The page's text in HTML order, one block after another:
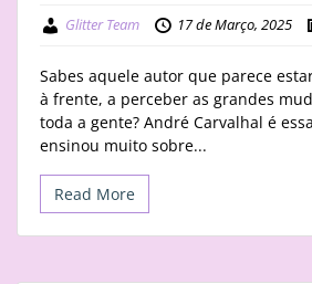
Glitter Team 17 de Março, 2025
Sabes aquele autor que parece
à frente, a perceber as grandes
toda a gente? André Carvalhal é
ensinou muito sobre...
Read More